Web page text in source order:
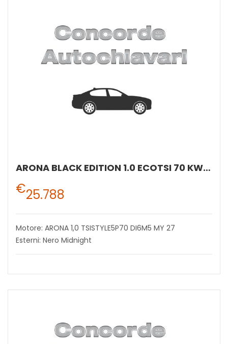
ARONA BLACK EDITION 1.0 ECOTSI 70 KW (95 CV) BENZINA MANUALE 5 MARCE 2WD
€25.788
Motore: ARONA 1,0 TSISTYLE5P70 DI6M5 MY 27
Esterni: Nero Midnight